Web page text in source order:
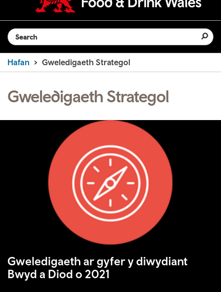
navigation
Search the website
Hafan Gweledigaeth Strategol
Gweledigaeth Strategol
Gweledigaeth ar gyfer y diwydiant
Bwyd a Diod o 2021